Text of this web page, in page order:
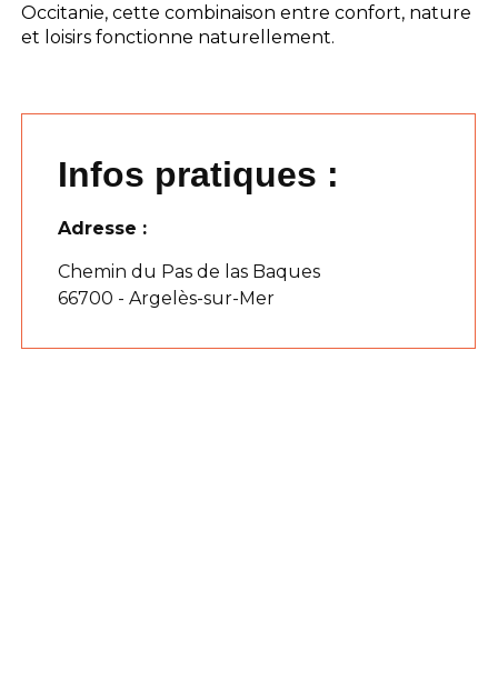
Occitanie, cette combinaison entre confort, nature
et loisirs fonctionne naturellement.
Infos pratiques :
Adresse :
Chemin du Pas de las Baques
66700 - Argelès-sur-Mer